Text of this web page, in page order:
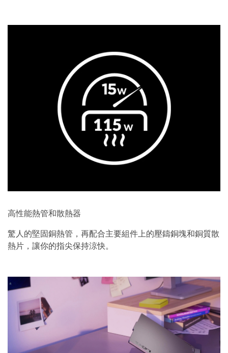
高性能熱管和散熱器
驚人的堅固銅熱管，再配合主要組件上的壓鑄銅塊和銅質散
熱片，讓你的指尖保持涼快。